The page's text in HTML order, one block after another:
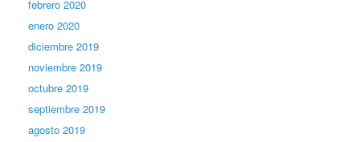
febrero 2020
enero 2020
diciembre 2019
noviembre 2019
octubre 2019
septiembre 2019
agosto 2019